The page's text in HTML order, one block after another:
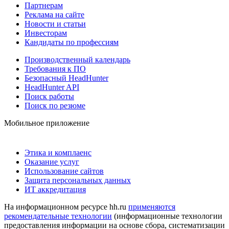
Партнерам
Реклама на сайте
Новости и статьи
Инвесторам
Кандидаты по профессиям
Производственный календарь
Требования к ПО
Безопасный HeadHunter
HeadHunter API
Поиск работы
Поиск по резюме
Мобильное приложение
Этика и комплаенс
Оказание услуг
Использование сайтов
Защита персональных данных
ИТ аккредитация
На информационном ресурсе hh.ru применяются
рекомендательные технологии (информационные технологии
предоставления информации на основе сбора, систематизации